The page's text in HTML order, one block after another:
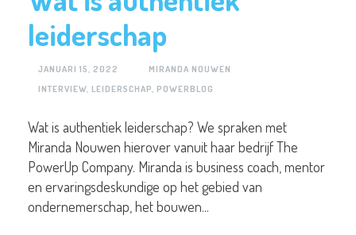
leiderschap
JANUARI 15, 2022
MIRANDA NOUWEN
INTERVIEW, LEIDERSCHAP, POWERBLOG
Wat is authentiek leiderschap? We spraken met
Miranda Nouwen hierover vanuit haar bedrijf The
PowerUp Company. Miranda is business coach, mentor
en ervaringsdeskundige op het gebied van
ondernemerschap, het bouwen...